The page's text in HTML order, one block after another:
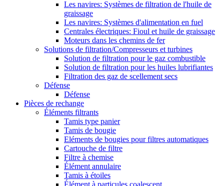
Les navires: Systèmes de filtration de l'huile de
graissage
Les navires: Systèmes d'alimentation en fuel
Centrales électriques: Fioul et huile de graissage
Moteurs dans les chemins de fer
Solutions de filtration/Compresseurs et turbines
Solution de filtration pour le gaz combustible
Solution de filtration pour les huiles lubrifiantes
Filtration des gaz de scellement secs
Défense
Défense
Pièces de rechange
Éléments filtrants
Tamis type panier
Tamis de bougie
Eléments de bougies pour filtres automatiques
Cartouche de filtre
Filtre à chemise
Élément annulaire
Tamis à étoiles